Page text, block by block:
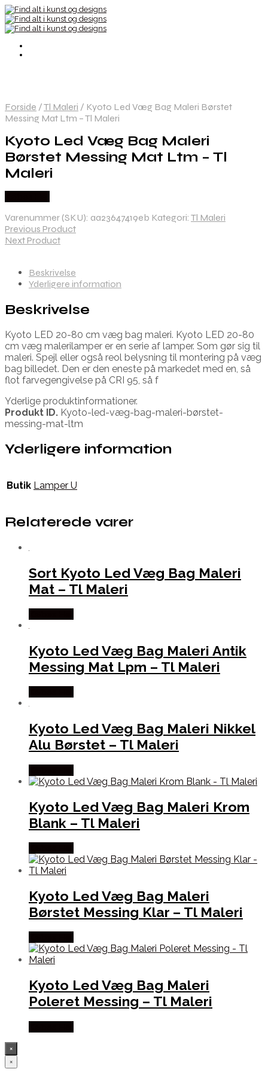
Forside /Tl Maleri / Kyoto Led Væg Bag Maleri Børstet
Messing Mat Ltm – Tl Maleri
Kyoto Led Væg Bag Maleri
Børstet Messing Mat Ltm – Tl
Maleri
Varenummer (SKU): aa23647419eb Kategori: Tl Maleri
Previous Product
Next Product
Beskrivelse
Yderligere information
Beskrivelse
Kyoto LED 20-80 cm væg bag maleri. Kyoto LED 20-80
cm væg malerilamper er en serie af lamper. Som gør sig til
maleri. Spejl eller også reol belysning til montering på væg
bag billedet. Den er den eneste på markedet med en, så
flot farvegengivelse på CRI 95, så f
Yderlige produktinformationer.
Produkt ID. Kyoto-led-væg-bag-maleri-børstet-
messing-mat-ltm
Yderligere information
Butik Lamper U
Relaterede varer
Sort Kyoto Led Væg Bag Maleri
Mat – Tl Maleri
Kyoto Led Væg Bag Maleri Antik
Messing Mat Lpm – Tl Maleri
Kyoto Led Væg Bag Maleri Nikkel
Alu Børstet – Tl Maleri
Kyoto Led Væg Bag Maleri Krom
Blank – Tl Maleri
Kyoto Led Væg Bag Maleri
Børstet Messing Klar – Tl Maleri
Kyoto Led Væg Bag Maleri
Poleret Messing – Tl Maleri
×
×